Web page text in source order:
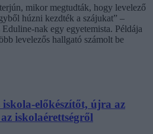
mikor megtudták, hogy levelező
húzni kezdték a szájukat” –
nak egy egyetemista. Példája
levelezős hallgató számolt be
előkészítőt, újra az
iskolaérettségről